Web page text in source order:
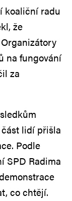
koaliční radu
že
na fungování
za
část lidí přišla
Podle
SPD Radima
co chtějí.